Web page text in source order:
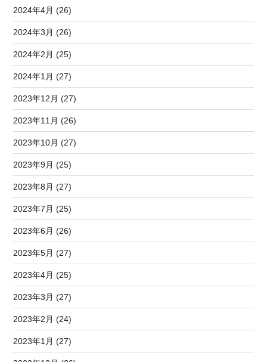
2024年4月 (26)
2024年3月 (26)
2024年2月 (25)
2024年1月 (27)
2023年12月 (27)
2023年11月 (26)
2023年10月 (27)
2023年9月 (25)
2023年8月 (27)
2023年7月 (25)
2023年6月 (26)
2023年5月 (27)
2023年4月 (25)
2023年3月 (27)
2023年2月 (24)
2023年1月 (27)